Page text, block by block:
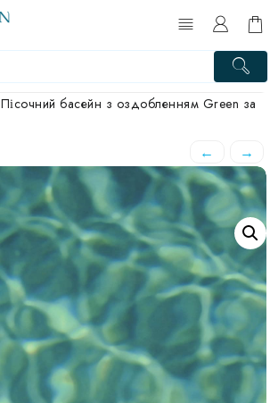
Пісочний басейн з оздобленням Green за
← →